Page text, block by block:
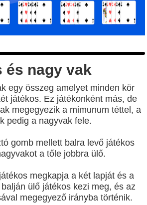
és nagy vak
egy összeg amelyet minden kör
játékos. Ez játékonként más, de
megegyezik a mimunum téttel, a
pedig a nagyvak fele.
gomb mellett balra levő játékos
a tőle jobbra ülő.
megkapja a két lapját és a
ülő játékos kezi meg, és az
megegyező irányba történik.